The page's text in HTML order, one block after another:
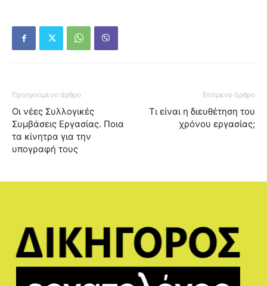
Προηγούμενο άρθρο
Οι νέες Συλλογικές
Συμβάσεις Εργασίας. Ποια
τα κίνητρα για την
υπογραφή τους
Επόμενο άρθρο
Τι είναι η διευθέτηση του
χρόνου εργασίας;